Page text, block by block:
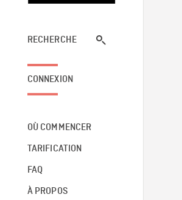
RECHERCHE
CONNEXION
OÙ COMMENCER
TARIFICATION
FAQ
À PROPOS